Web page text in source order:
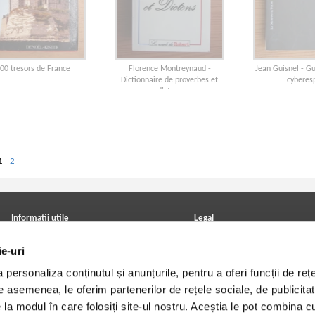
uri
personaliza conținutul și anunțurile, pentru a oferi funcții de
asemenea, le oferim partenerilor de rețele sociale, de
modul în care folosiți site-ul nostru. Aceștia le pot combina
tresors de France
Florence Montreynaud -
Dictionnaire de proverbes et
dictons
Jean Guisnel -
2
Informatii utile
Achizitii viniluri, casete, CD/DVD
Cum cumpar?
Politica de livrare
Retur comenzi
Angajari - Cariere
Legal
Termeni si conditii
Utilizare cookie-uri